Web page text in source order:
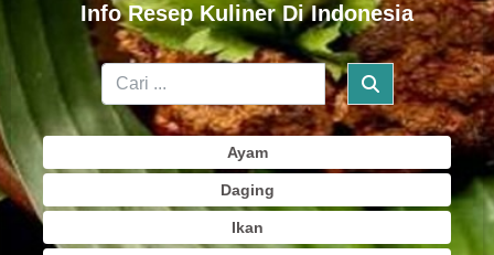
Info Resep Kuliner Di Indonesia
Ayam
Daging
Ikan